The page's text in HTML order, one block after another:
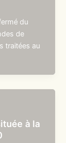
du
de
traitées au
à la